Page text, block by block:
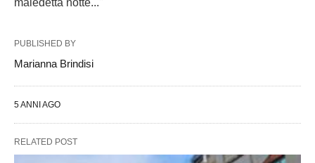
PUBLISHED BY
Marianna Brindisi
5 ANNI AGO
RELATED POST